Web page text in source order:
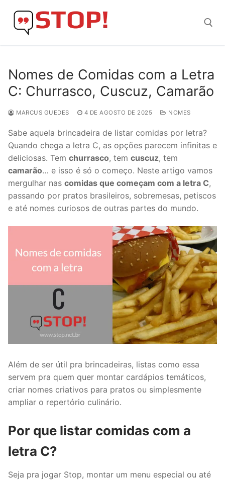
content
Nomes de Comidas com a Letra
C: Churrasco, Cuscuz, Camarão
MARCUS GUEDES 4 DE AGOSTO DE 2025 NOMES
Sabe aquela brincadeira de listar comidas por letra?
Quando chega a letra C, as opções parecem infinitas e
deliciosas. Tem churrasco, tem cuscuz, tem
camarão… e isso é só o começo. Neste artigo vamos
mergulhar nas comidas que começam com a letra C,
passando por pratos brasileiros, sobremesas, petiscos
e até nomes curiosos de outras partes do mundo.
Além de ser útil pra brincadeiras, listas como essa
servem pra quem quer montar cardápios temáticos,
criar nomes criativos para pratos ou simplesmente
ampliar o repertório culinário.
Por que listar comidas com a
letra C?
Seja pra jogar Stop, montar um menu especial ou até